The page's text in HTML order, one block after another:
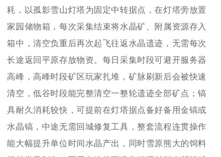
耗，以孤影雪山灯塔为固定中转据点，在灯塔旁放置
家园储物箱，每次采集结束将水晶矿、附属资源存入
箱中，清空负重后再次起飞往返水晶遗迹，无需每次
长途返回平原存放物资。每日采集时段可避开服务器
高峰，高峰时段矿区玩家扎堆，矿脉刷新后会被快速
清空，低谷时段能完整清空一整轮遗迹全部矿点；镐
具耐久消耗较快，可提前在灯塔据点备好备用金镐或
水晶镐，中途无需回城修复工具，整套流程连贯操作
能大幅提升单位时间水晶产出，同时雪原熊大的饲料